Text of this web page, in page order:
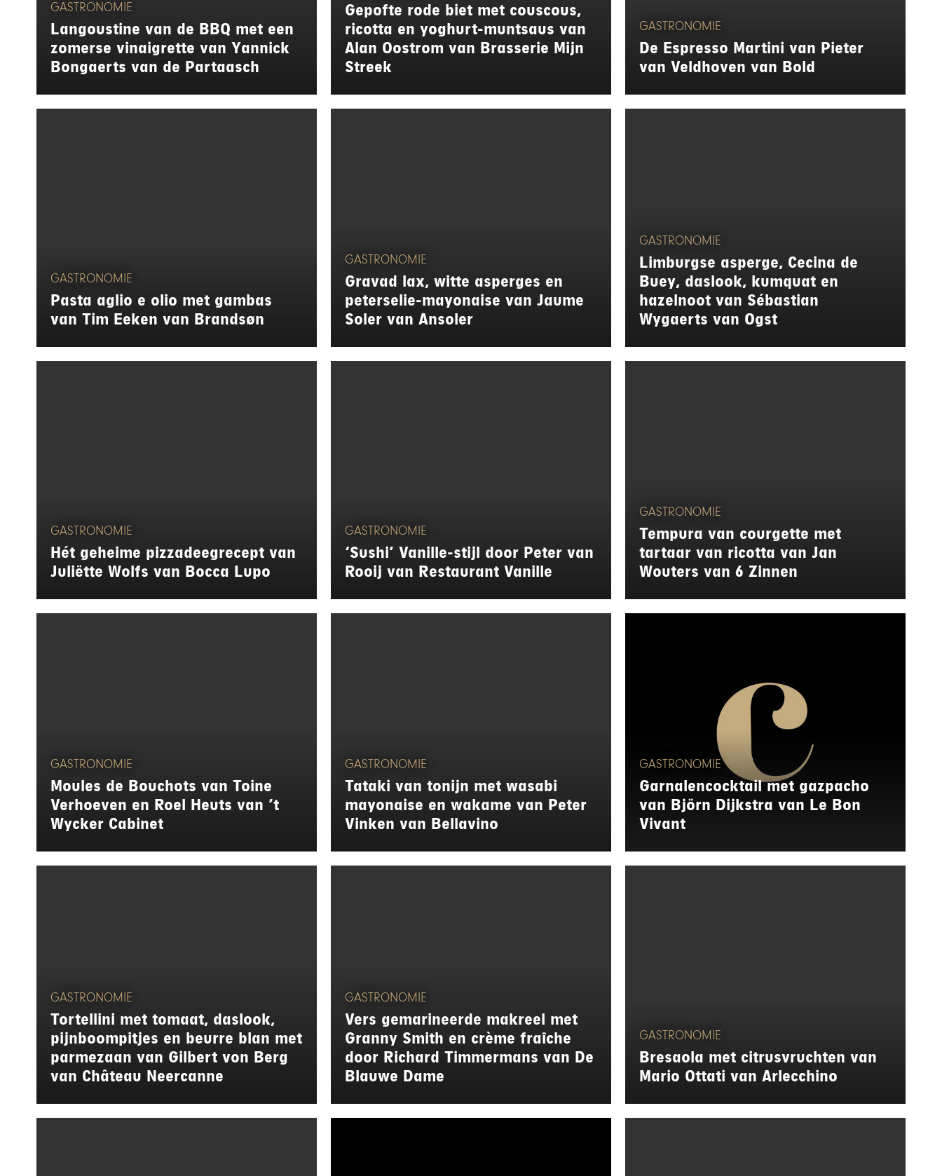
GASTRONOMIE
Langoustine van de BBQ met een
zomerse vinaigrette van Yannick
Bongaerts van de Partaasch
Gepofte rode biet met couscous,
ricotta en yoghurt-muntsaus van
Alan Oostrom van Brasserie Mijn
Streek
GASTRONOMIE
De Espresso Martini van Pieter
van Veldhoven van Bold
GASTRONOMIE
Pasta aglio e olio met gambas
van Tim Eeken van Brandsøn
GASTRONOMIE
Gravad lax, witte asperges en
peterselie-mayonaise van Jaume
Soler van Ansoler
GASTRONOMIE
Limburgse asperge, Cecina de
Buey, daslook, kumquat en
hazelnoot van Sébastian
Wygaerts van Ogst
GASTRONOMIE
Hét geheime pizzadeegrecept van
Juliëtte Wolfs van Bocca Lupo
GASTRONOMIE
‘Sushi’ Vanille-stijl door Peter van
Rooij van Restaurant Vanille
GASTRONOMIE
Tempura van courgette met
tartaar van ricotta van Jan
Wouters van 6 Zinnen
GASTRONOMIE
Moules de Bouchots van Toine
Verhoeven en Roel Heuts van ’t
Wycker Cabinet
GASTRONOMIE
Tataki van tonijn met wasabi
mayonaise en wakame van Peter
Vinken van Bellavino
GASTRONOMIE
Garnalencocktail met gazpacho
van Björn Dijkstra van Le Bon
Vivant
GASTRONOMIE
Tortellini met tomaat, daslook,
pijnboompitjes en beurre blan met
parmezaan van Gilbert von Berg
van Château Neercanne
GASTRONOMIE
Vers gemarineerde makreel met
Granny Smith en crème fraîche
door Richard Timmermans van De
Blauwe Dame
GASTRONOMIE
Bresaola met citrusvruchten van
Mario Ottati van Arlecchino